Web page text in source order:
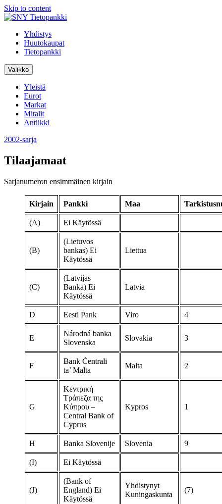
Skip to content
Yhdistys
Huutokaupat
Tietopankki
Valikko
Yleistä
Eurot
Markat
Mitalit
Antiikki
2002-sarja
Tilaajamaat
Sarjanumeron ensimmäinen kirjain
Kirjain Pankki Maa
(A) Ei Käytössä
(B)
(Lietuvos
bankas) Ei
Käytössä
Liettua
(C)
(Latvijas
Banka) Ei
Käytössä
Latvia
D Eesti Pank Viro 4
E
Národná banka
Slovenska
Slovakia 3
F
Bank Ċentrali
ta’ Malta
Malta 2
G
Κεντρική
Τράπεζα της
Κύπρου –
Central Bank of
Cyprus
Kypros 1
H Banka Slovenije Slovenia 9
(I) Ei Käytössä
(J)
(Bank of
England) Ei
Käytössä
Yhdistynyt
Kuningaskunta
(7)